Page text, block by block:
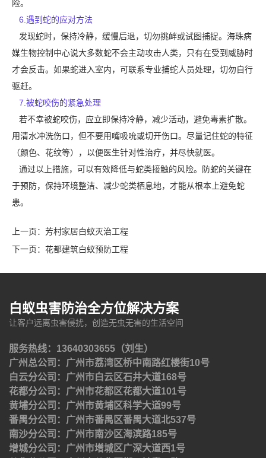
险。
6.遇到蛇的应对方法
发现蛇时，保持冷静，缓慢后退，切勿挑衅或试图捕捉。 海珠病
媒生物控制中心说大多数蛇不会主动攻击人类，只有在受到威胁时
才会反击。如果蛇进入室内，可联系专业捕蛇人员处理，切勿自行
驱赶。
7.被蛇咬伤的紧急处理
若不幸被蛇咬伤，应立即保持冷静，减少活动，避免毒素扩散。
用清水冲洗伤口，但不要用嘴吸吮或切开伤口。尽量记住蛇的特征
（颜色、花纹等），以便医生针对性治疗，并尽快就医。
通过以上措施，可以有效降低与蛇类接触的风险。防蛇的关键在
于预防，保持环境整洁、减少蛇类栖息地，才能从根本上避免蛇
患。
上一页： 芳村家居白蚁灭治工程
下一页： 花都建筑白蚁预防工程
白蚁虫害防治全方位解决方案
让客户远离虫害侵扰，创造无虫无害的生活空间
服务热线：13640303655（刘生）
广州总公司：广州市荔湾区桥中南路红楼街10号
白云分公司：广州市白云区石井大道168号
花都分公司：广州市花都区花都大道101号
黄埔分公司：广州市黄埔区科学大道99号
番禺分公司：广州市番禺区番禺大道北537号
南沙分公司：广州市南沙区海滨路185号
增城分公司：广州市增城区广深大道西1号